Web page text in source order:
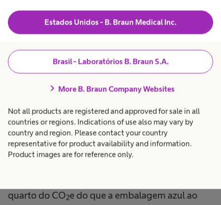
Estados Unidos - B. Braun Medical Inc.
Brasil - Laboratórios B. Braun S.A.
chevron_right More B. Braun Company Websites
Not all products are registered and approved for sale in all
countries or regions. Indications of use also may vary by
country and region. Please contact your country
representative for product availability and information.
Product images are for reference only.
esterilizadas?
Sua pegada de carbono
superior[3]
Os recipientes esterilizados AESCULAP®
quarto do CO2e do que a embalagem azul ao